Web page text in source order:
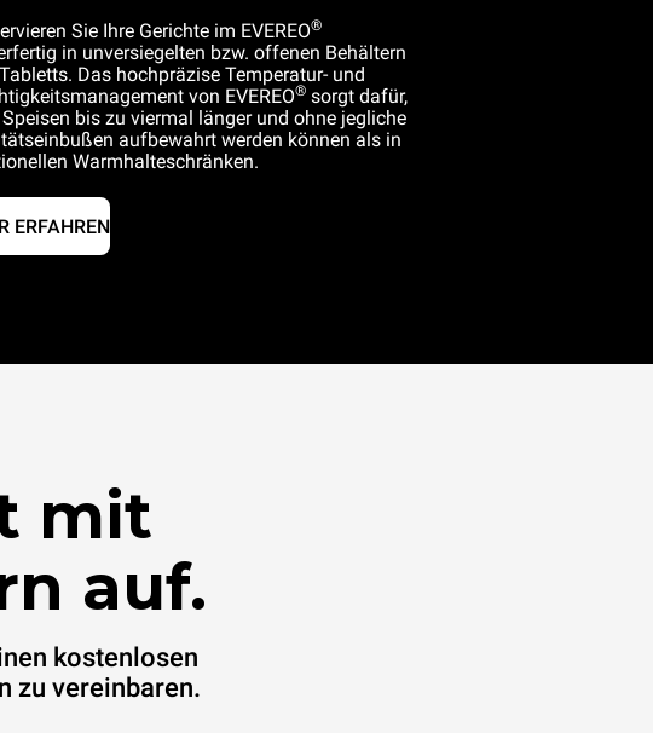
Sie Ihre Gerichte im EVEREO®
in unversiegelten bzw. offenen Behältern
Das hochpräzise Temperatur- und
von EVEREO® sorgt dafür,
bis zu viermal länger und ohne jegliche
aufbewahrt werden können als in
Warmhalteschränken.
ERFAHREN
mit
auf.
kostenlosen
zu vereinbaren.